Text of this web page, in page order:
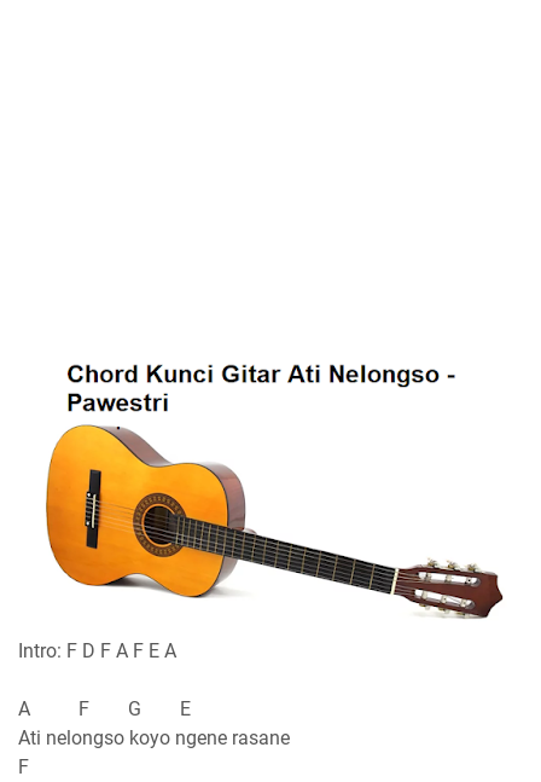
Intro: F D F A F E A
A F G E
Ati nelongso koyo ngene rasane
F